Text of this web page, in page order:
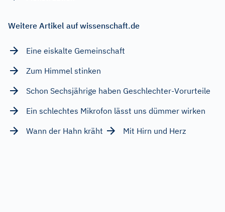
Weitere Artikel auf wissenschaft.de
Eine eiskalte Gemeinschaft
Zum Himmel stinken
Schon Sechsjährige haben Geschlechter-Vorurteile
Ein schlechtes Mikrofon lässt uns dümmer wirken
Wann der Hahn kräht
Mit Hirn und Herz